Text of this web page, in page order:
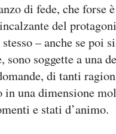
di fede, che forse
del
– anche se poi
sono soggette a una
di tanti
in una dimensione
e stati d’animo.